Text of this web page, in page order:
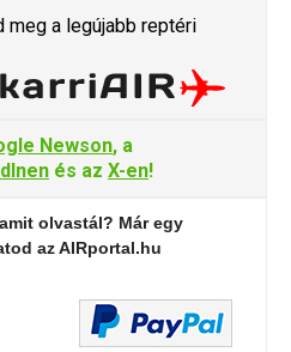
meg a legújabb reptéri
Newson, a
és az X-en!
olvastál? Már egy
az AIRportal.hu